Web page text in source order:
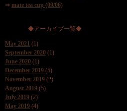
⇒ mate tea cup (09/06)
◆アーカイブ一覧◆
May 2021 (1)
September 2020 (1)
June 2020 (1)
December 2019 (5)
November 2019 (2)
August 2019 (5)
July 2019 (2)
May 2019 (4)